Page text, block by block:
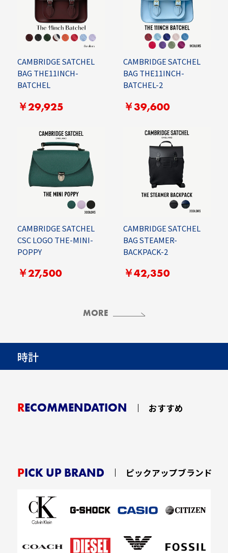
CAMBRIDGE SATCHEL
BAG THE11INCH-
BATCHEL
￥29,925
CAMBRIDGE SATCHEL
BAG THE11INCH-
BATCHEL-2
￥39,600
CAMBRIDGE SATCHEL
CSC LOGO THE-MINI-
POPPY
￥27,500
CAMBRIDGE SATCHEL
BAG STEAMER-
BACKPACK-2
￥42,350
MORE
時計
RECOMMENDATION おすすめ
PICK UP BRAND ピックアップブランド